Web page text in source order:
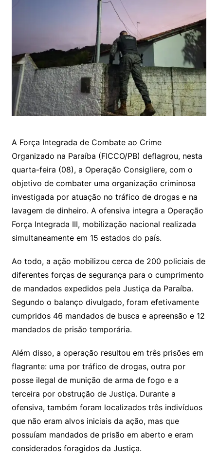
A Força Integrada de Combate ao Crime
Organizado na Paraíba (FICCO/PB) deflagrou, nesta
quarta-feira (08), a Operação Consigliere, com o
objetivo de combater uma organização criminosa
investigada por atuação no tráfico de drogas e na
lavagem de dinheiro. A ofensiva integra a Operação
Força Integrada III, mobilização nacional realizada
simultaneamente em 15 estados do país.
Ao todo, a ação mobilizou cerca de 200 policiais de
diferentes forças de segurança para o cumprimento
de mandados expedidos pela Justiça da Paraíba.
Segundo o balanço divulgado, foram efetivamente
cumpridos 46 mandados de busca e apreensão e 12
mandados de prisão temporária.
Além disso, a operação resultou em três prisões em
flagrante: uma por tráfico de drogas, outra por
posse ilegal de munição de arma de fogo e a
terceira por obstrução de Justiça. Durante a
ofensiva, também foram localizados três indivíduos
que não eram alvos iniciais da ação, mas que
possuíam mandados de prisão em aberto e eram
considerados foragidos da Justiça.